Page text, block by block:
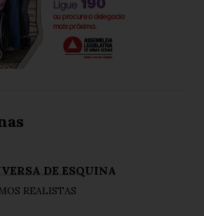
DE ESQUINA
REALISTAS